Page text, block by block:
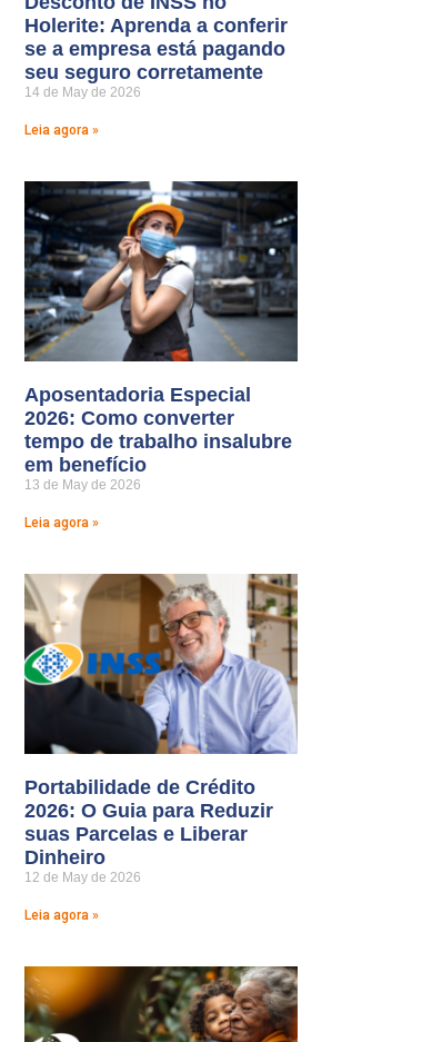
Holerite: Aprenda a conferir
se a empresa está pagando
seu seguro corretamente
14 de May de 2026
Leia agora »
Aposentadoria Especial
2026: Como converter
tempo de trabalho insalubre
em benefício
13 de May de 2026
Leia agora »
Portabilidade de Crédito
2026: O Guia para Reduzir
suas Parcelas e Liberar
Dinheiro
12 de May de 2026
Leia agora »